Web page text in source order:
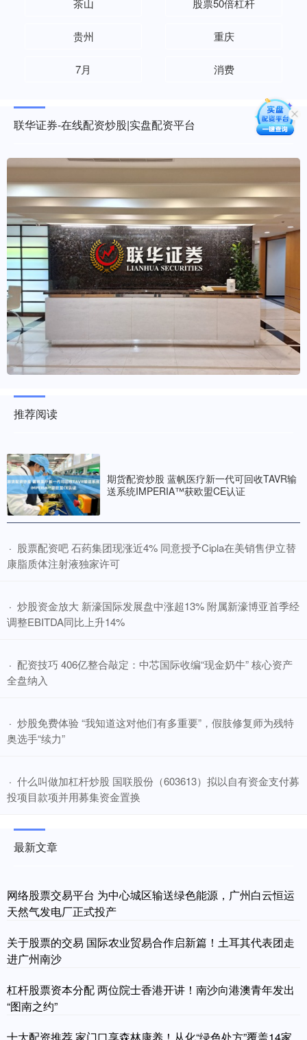
茶山 股票50倍杠杆
贵州 重庆
7月 消费
联华证券-在线配资炒股|实盘配资平台
推荐阅读
期货配资炒股 蓝帆医疗新一代可回收TAVR输
送系统IMPERIA™获欧盟CE认证
· ​股票配资吧 石药集团现涨近4% 同意授予Cipla在美销售伊立替
康脂质体注射液独家许可
· ​炒股资金放大 新濠国际发展盘中涨超13% 附属新濠博亚首季经
调整EBITDA同比上升14%
· ​配资技巧 406亿整合敲定：中芯国际收编“现金奶牛” 核心资产
全盘纳入
· ​炒股免费体验 “我知道这对他们有多重要”，假肢修复师为残特
奥选手“续力”
· ​什么叫做加杠杆炒股 国联股份（603613）拟以自有资金支付募
投项目款项并用募集资金置换
最新文章
网络股票交易平台 为中心城区输送绿色能源，广州白云恒运
天然气发电厂正式投产
关于股票的交易 国际农业贸易合作启新篇！土耳其代表团走
进广州南沙
杠杆股票资本分配 两位院士香港开讲！南沙向港澳青年发出
“图南之约”